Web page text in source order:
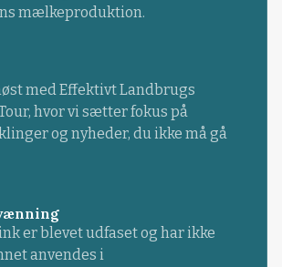
mælkeproduktion.
med Effektivt Landbrugs
hvor vi sætter fokus på
og nyheder, du ikke må gå
er blevet udfaset og har ikke
anvendes i